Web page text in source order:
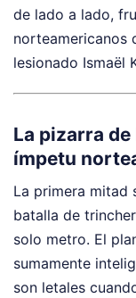
de lado a lado,
norteamericanos
lesionado Ismaël
La pizarra
ímpetu
La primera mitad
batalla de
solo metro. El
sumamente
son letales